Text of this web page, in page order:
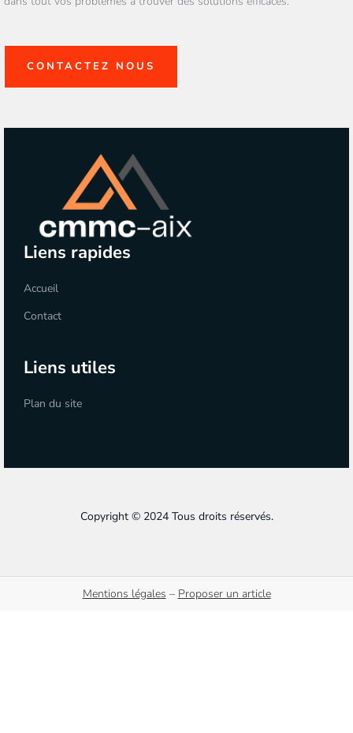
CONTACTEZ NOUS
Liens rapides
Accueil
Contact
Liens utiles
Plan du site
Copyright © 2024 Tous droits réservés.
Mentions légales – Proposer un article